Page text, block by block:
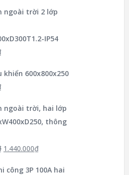
ngoài trời 2 lớp
IP54
khiển 600x800x250
ngoài trời, hai lớp
thông
1.440.000₫
công 3P 100A hai